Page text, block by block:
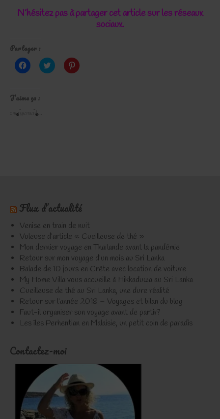
N’hésitez pas à partager cet articlesur les réseaux
sociaux.
Partager :
Cliquez
pour
dans
une
fenêtre)
Cliquez
pour
Cliquez
pour
J’aime ça :
chargement…
Flux d’actualité
Venise en train de nuit
Voleuse d’article « Cueilleuse de thé »
Mon dernier voyage en Thaïlande avant la pandémie
Retour sur mon voyage d’un mois au Sri Lanka
Balade de 10 jours en Crète avec location de voiture
My Home Villa vous accueille à Hikkaduwa au Sri Lanka
Cueilleuse de thé au Sri Lanka, une dure réalité
Retour sur l’année 2018 – Voyages et bilan du blog
Faut-il organiser son voyage avant de partir?
Les îles Perhentian en Malaisie, un petit coin de paradis
Contactez-moi